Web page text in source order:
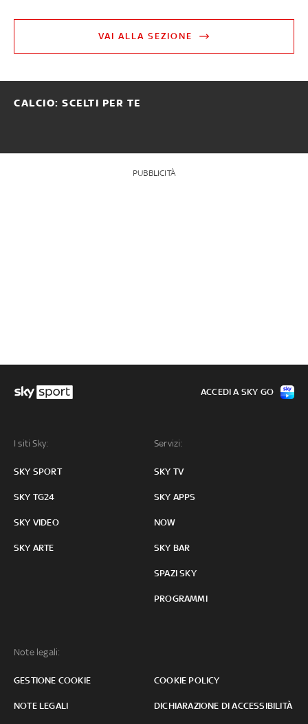
VAI ALLA SEZIONE
CALCIO: SCELTI PER TE
PUBBLICITÀ
I siti Sky:
SKY SPORT
SKY TG24
SKY VIDEO
SKY ARTE
Servizi:
SKY TV
SKY APPS
NOW
SKY BAR
SPAZI SKY
PROGRAMMI
Note legali:
GESTIONE COOKIE COOKIE POLICY
NOTE LEGALI DICHIARAZIONE DI ACCESSIBILITÀ
ACCEDI A SKY GO